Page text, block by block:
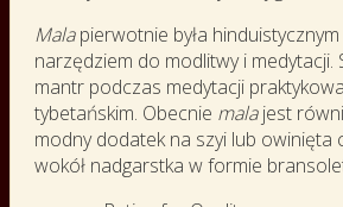
Malapierwotnie była hinduistycznym
narzędziem do modlitwy i medytacji.
mantr podczas medytacji
tybetańskim. Obecnie malajest
modny dodatek na szyi lub owinięta
wokół nadgarstka w formie